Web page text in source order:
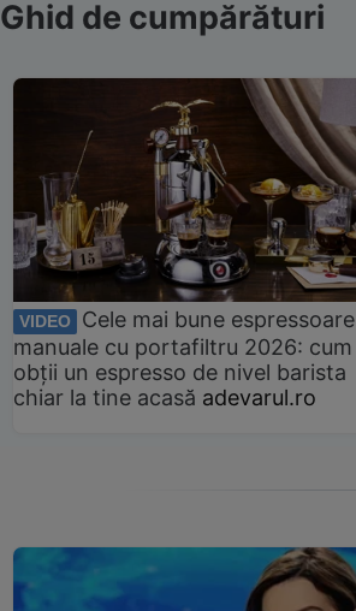
Ghid de cumpărături
VIDEO
Cele mai bune espressoare
manuale cu portafiltru 2026: cum
obții un espresso de nivel barista
chiar la tine acasă adevarul.ro